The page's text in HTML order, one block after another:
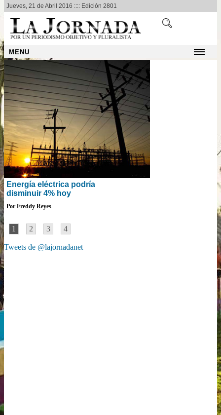
Jueves, 21 de Abril 2016 :::: Edición 2801
MENU
Energía eléctrica podría
disminuir 4% hoy
Por Freddy Reyes
1 2 3 4
Tweets de @lajornadanet